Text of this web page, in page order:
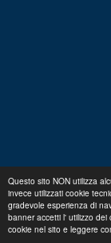
Questo sito NON utilizza
invece utilizzati cookie
gradevole esperienza di
banner accetti l' utilizzo dei
cookie nel sito e leggere
Regolamento
p. iva